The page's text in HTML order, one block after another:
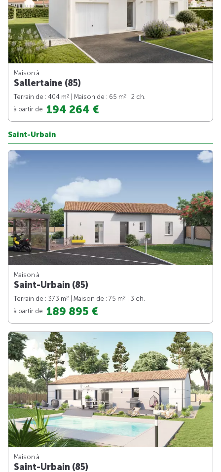
Maison à
Sallertaine (85)
Terrain de : 404 m2 | Maison de : 65 m2
| 2 ch.
à partir de 194 264 €
Saint-Urbain
Maison à
Saint-Urbain (85)
Terrain de : 373 m2 | Maison de : 75 m2
| 3 ch.
à partir de 189 895 €
Maison à
Saint-Urbain (85)